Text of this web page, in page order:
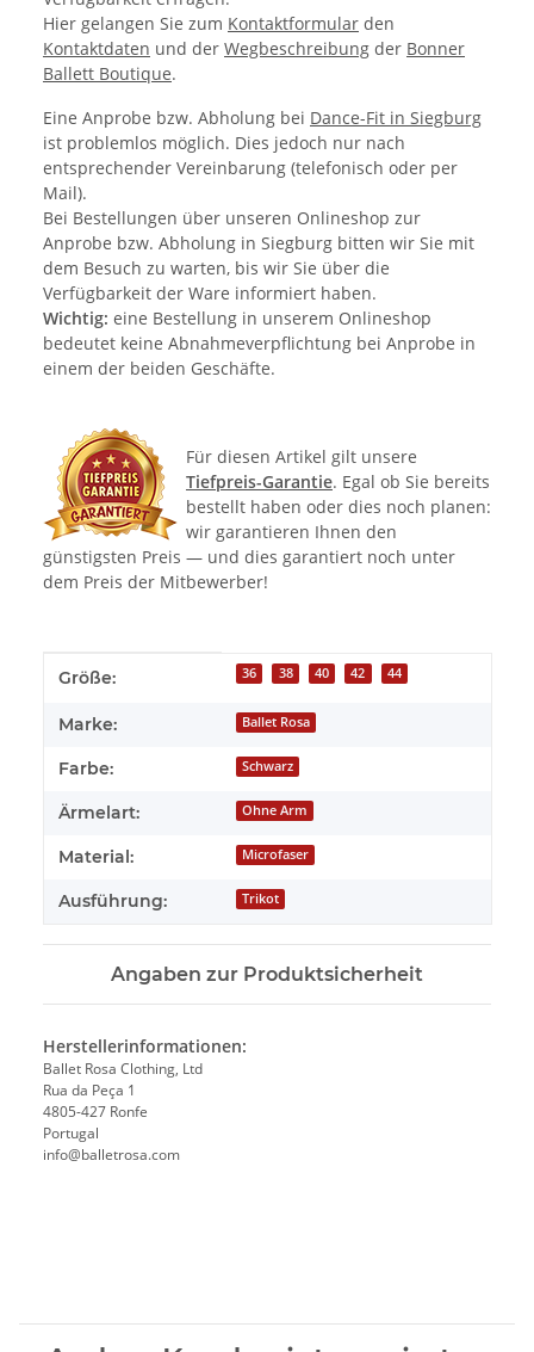
Hier gelangen Sie zum Kontaktformular den
Kontaktdaten und der Wegbeschreibung der Bonner
Ballett Boutique.
Eine Anprobe bzw. Abholung bei Dance-Fit in Siegburg
ist problemlos möglich. Dies jedoch nur nach
entsprechender Vereinbarung (telefonisch oder per
Mail).
Bei Bestellungen über unseren Onlineshop zur
Anprobe bzw. Abholung in Siegburg bitten wir Sie mit
dem Besuch zu warten, bis wir Sie über die
Verfügbarkeit der Ware informiert haben.
Wichtig: eine Bestellung in unserem Onlineshop
bedeutet keine Abnahmeverpflichtung bei Anprobe in
einem der beiden Geschäfte.
Für diesen Artikel gilt unsere
Tiefpreis-Garantie. Egal ob Sie bereits
bestellt haben oder dies noch planen:
wir garantieren Ihnen den
günstigsten Preis — und dies garantiert noch unter
dem Preis der Mitbewerber!
Produkteigenschaft
Wert
Größe: 36 38 40 42 44
Marke: Ballet Rosa
Farbe: Schwarz
Ärmelart: Ohne Arm
Material: Microfaser
Ausführung: Trikot
Angaben zur Produktsicherheit
Herstellerinformationen:
Ballet Rosa Clothing, Ltd
Rua da Peça 1
4805-427 Ronfe
Portugal
info@balletrosa.com